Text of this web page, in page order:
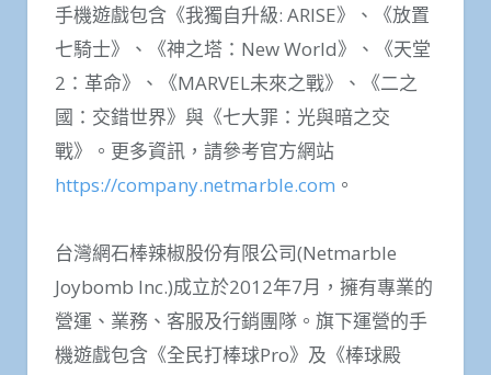
手機遊戲包含《我獨自升級: ARISE》、《放置
七騎士》、《神之塔：New World》、《天堂
2：革命》、《MARVEL未來之戰》、《二之
國：交錯世界》與《七大罪：光與暗之交
戰》。更多資訊，請參考官方網站
https://company.netmarble.com 。
台灣網石棒辣椒股份有限公司(Netmarble
Joybomb Inc.)成立於2012年7月，擁有專業的
營運、業務、客服及行銷團隊。旗下運營的手
機遊戲包含《全民打棒球Pro》及《棒球殿